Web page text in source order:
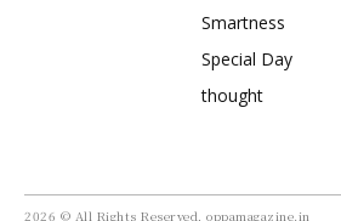
Smartness
Special Day
thought
2026 © All Rights Reserved, oppamagazine.in